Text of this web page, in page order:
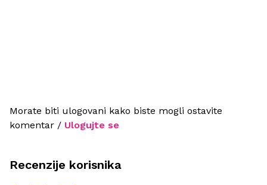
Morate biti ulogovani kako biste mogli ostavite
komentar / Ulogujte se
Recenzije korisnika